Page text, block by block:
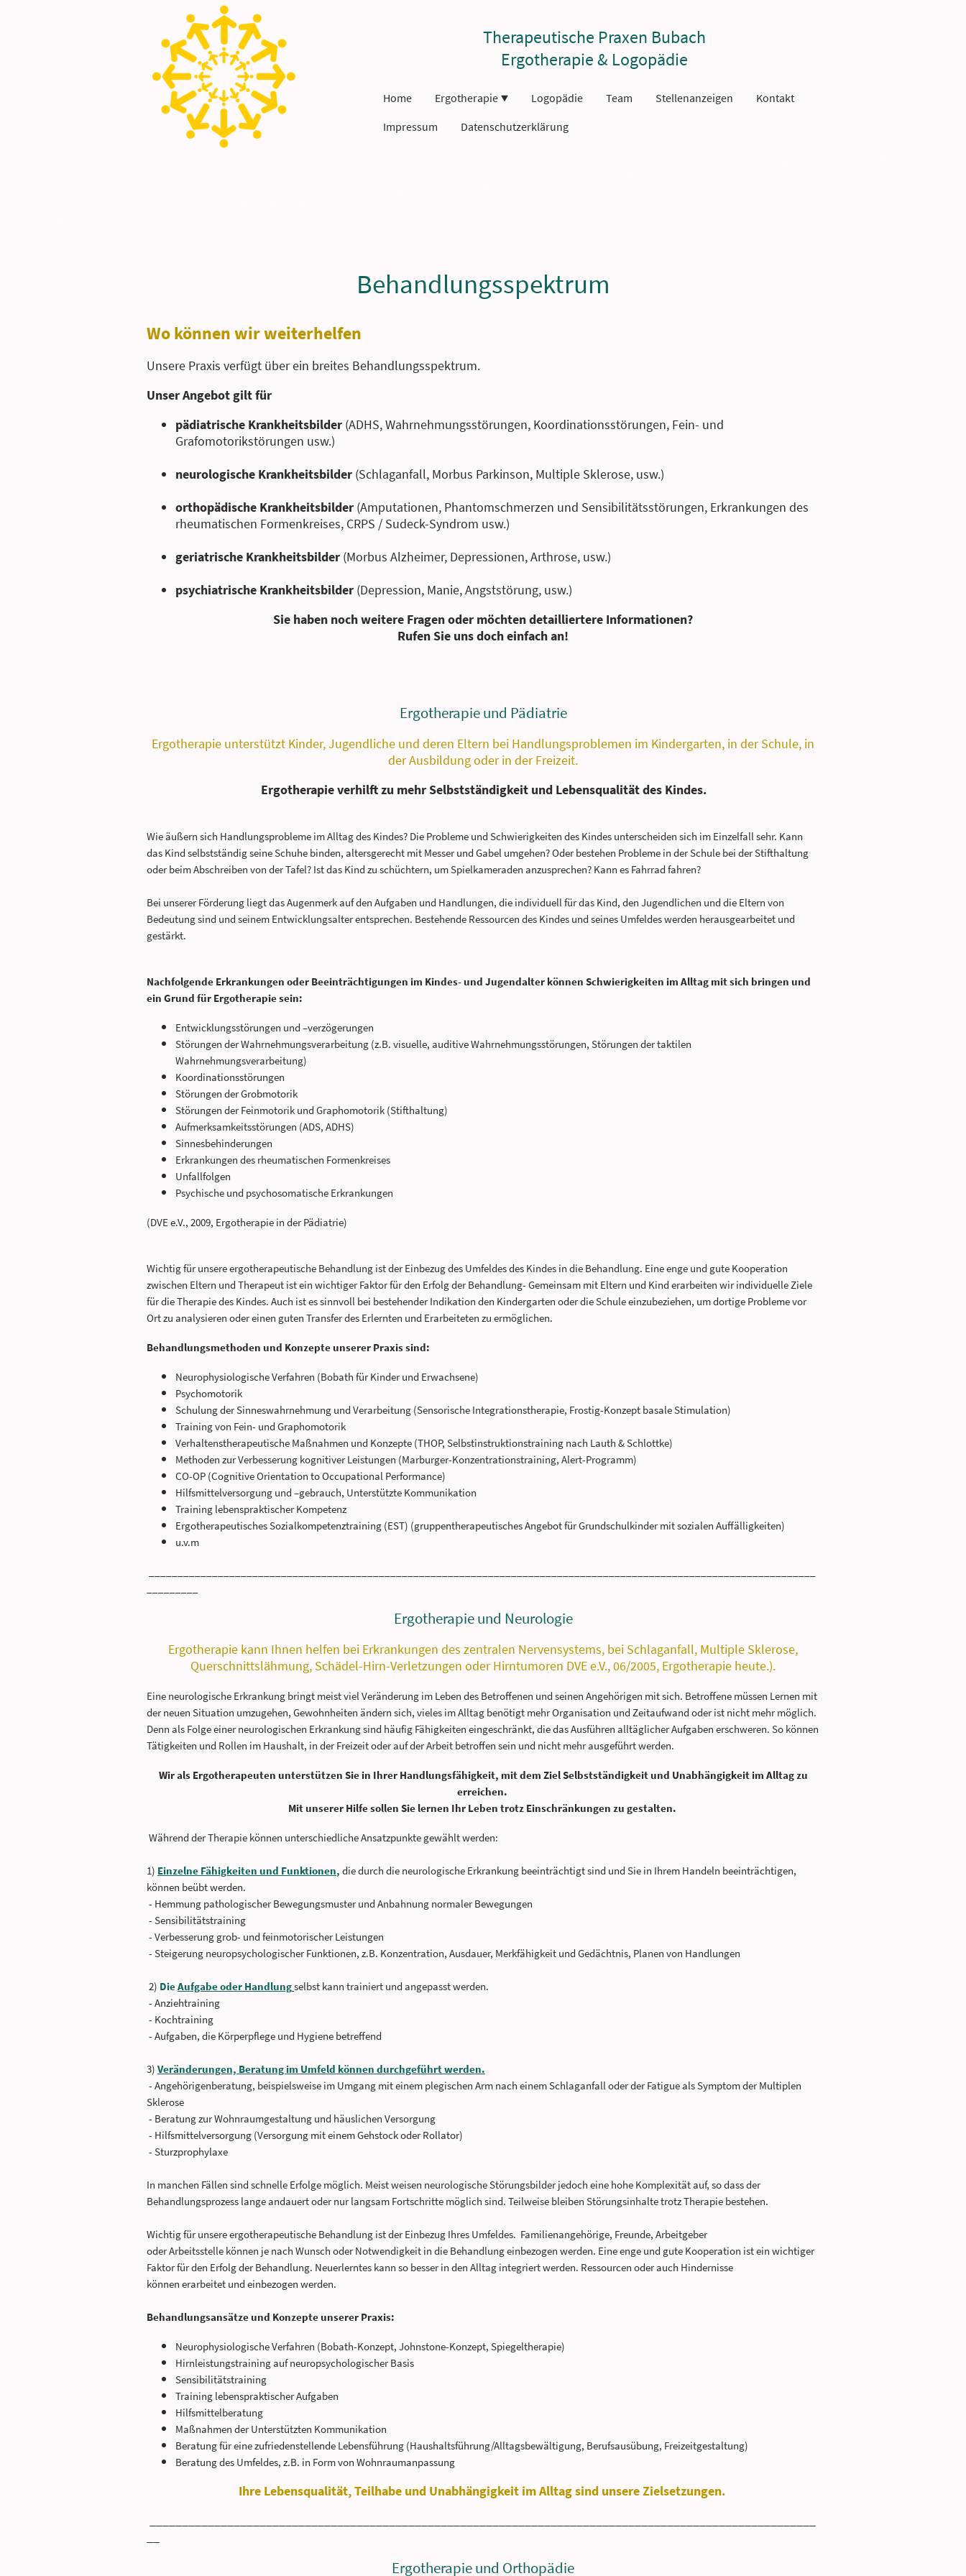
Therapeutische Praxen Bubach
Ergotherapie & Logopädie
Home Ergotherapie Logopädie Team Stellenanzeigen
Kontakt
Impressum
Datenschutzerklärung
Behandlungsspektrum
Wo können wir weiterhelfen
Unsere Praxis verfügt über ein breites Behandlungsspektrum.
Unser Angebot gilt für
pädiatrische Krankheitsbilder (ADHS, Wahrnehmungsstörungen, Koordinationsstörungen, Fein- und
Grafomotorikstörungen usw.)
neurologische Krankheitsbilder (Schlaganfall, Morbus Parkinson, Multiple Sklerose, usw.)
orthopädische Krankheitsbilder (Amputationen, Phantomschmerzen und Sensibilitätsstörungen, Erkrankungen des
rheumatischen Formenkreises, CRPS / Sudeck-Syndrom usw.)
geriatrische Krankheitsbilder (Morbus Alzheimer, Depressionen, Arthrose, usw.)
psychiatrische Krankheitsbilder (Depression, Manie, Angststörung, usw.)
Sie haben noch weitere Fragen oder möchten detailliertere Informationen?
Rufen Sie uns doch einfach an!
Ergotherapie und Pädiatrie
Ergotherapie unterstützt Kinder, Jugendliche und deren Eltern bei Handlungsproblemen im Kindergarten, in der Schule, in
der Ausbildung oder in der Freizeit.
Ergotherapie verhilft zu mehr Selbstständigkeit und Lebensqualität des Kindes.
Wie äußern sich Handlungsprobleme im Alltag des Kindes? Die Probleme und Schwierigkeiten des Kindes unterscheiden sich im Einzelfall sehr. Kann
das Kind selbstständig seine Schuhe binden, altersgerecht mit Messer und Gabel umgehen? Oder bestehen Probleme in der Schule bei der Stifthaltung
oder beim Abschreiben von der Tafel? Ist das Kind zu schüchtern, um Spielkameraden anzusprechen? Kann es Fahrrad fahren?
Bei unserer Förderung liegt das Augenmerk auf den Aufgaben und Handlungen, die individuell für das Kind, den Jugendlichen und die Eltern von
Bedeutung sind und seinem Entwicklungsalter entsprechen. Bestehende Ressourcen des Kindes und seines Umfeldes werden herausgearbeitet und
gestärkt.
Nachfolgende Erkrankungen oder Beeinträchtigungen im Kindes- und Jugendalter können Schwierigkeiten im Alltag mit sich bringen und
ein Grund für Ergotherapie sein:
Entwicklungsstörungen und –verzögerungen
Störungen der Wahrnehmungsverarbeitung (z.B. visuelle, auditive Wahrnehmungsstörungen, Störungen der taktilen
Wahrnehmungsverarbeitung)
Koordinationsstörungen
Störungen der Grobmotorik
Störungen der Feinmotorik und Graphomotorik (Stifthaltung)
Aufmerksamkeitsstörungen (ADS, ADHS)
Sinnesbehinderungen
Erkrankungen des rheumatischen Formenkreises
Unfallfolgen
Psychische und psychosomatische Erkrankungen
(DVE e.V., 2009, Ergotherapie in der Pädiatrie)
Wichtig für unsere ergotherapeutische Behandlung ist der Einbezug des Umfeldes des Kindes in die Behandlung. Eine enge und gute Kooperation
zwischen Eltern und Therapeut ist ein wichtiger Faktor für den Erfolg der Behandlung- Gemeinsam mit Eltern und Kind erarbeiten wir individuelle Ziele
für die Therapie des Kindes. Auch ist es sinnvoll bei bestehender Indikation den Kindergarten oder die Schule einzubeziehen, um dortige Probleme vor
Ort zu analysieren oder einen guten Transfer des Erlernten und Erarbeiteten zu ermöglichen.
Behandlungsmethoden und Konzepte unserer Praxis sind:
Neurophysiologische Verfahren (Bobath für Kinder und Erwachsene)
Psychomotorik
Schulung der Sinneswahrnehmung und Verarbeitung (Sensorische Integrationstherapie, Frostig-Konzept basale Stimulation)
Training von Fein- und Graphomotorik
Verhaltenstherapeutische Maßnahmen und Konzepte (THOP, Selbstinstruktionstraining nach Lauth & Schlottke)
Methoden zur Verbesserung kognitiver Leistungen (Marburger-Konzentrationstraining, Alert-Programm)
CO-OP (Cognitive Orientation to Occupational Performance)
Hilfsmittelversorgung und –gebrauch, Unterstützte Kommunikation
Training lebenspraktischer Kompetenz
Ergotherapeutisches Sozialkompetenztraining (EST) (gruppentherapeutisches Angebot für Grundschulkinder mit sozialen Auffälligkeiten)
u.v.m
Ergotherapie und Neurologie
Ergotherapie kann Ihnen helfen bei Erkrankungen des zentralen Nervensystems, bei Schlaganfall, Multiple Sklerose,
Querschnittslähmung, Schädel-Hirn-Verletzungen oder Hirntumoren DVE e.V., 06/2005, Ergotherapie heute.).
Eine neurologische Erkrankung bringt meist viel Veränderung im Leben des Betroffenen und seinen Angehörigen mit sich. Betroffene müssen Lernen mit
der neuen Situation umzugehen, Gewohnheiten ändern sich, vieles im Alltag benötigt mehr Organisation und Zeitaufwand oder ist nicht mehr möglich.
Denn als Folge einer neurologischen Erkrankung sind häufig Fähigkeiten eingeschränkt, die das Ausführen alltäglicher Aufgaben erschweren. So können
Tätigkeiten und Rollen im Haushalt, in der Freizeit oder auf der Arbeit betroffen sein und nicht mehr ausgeführt werden.
Wir als Ergotherapeuten unterstützen Sie in Ihrer Handlungsfähigkeit, mit dem Ziel Selbstständigkeit und Unabhängigkeit im Alltag zu
erreichen.
Mit unserer Hilfe sollen Sie lernen Ihr Leben trotz Einschränkungen zu gestalten.
Während der Therapie können unterschiedliche Ansatzpunkte gewählt werden:
1) Einzelne Fähigkeiten und Funktionen, die durch die neurologische Erkrankung beeinträchtigt sind und Sie in Ihrem Handeln beeinträchtigen,
können beübt werden.
- Hemmung pathologischer Bewegungsmuster und Anbahnung normaler Bewegungen
- Sensibilitätstraining
- Verbesserung grob- und feinmotorischer Leistungen
- Steigerung neuropsychologischer Funktionen, z.B. Konzentration, Ausdauer, Merkfähigkeit und Gedächtnis, Planen von Handlungen
2) DieAufgabe oder Handlungselbst kann trainiert und angepasst werden.
- Anziehtraining
- Kochtraining
- Aufgaben, die Körperpflege und Hygiene betreffend
3) Veränderungen, Beratung im Umfeld können durchgeführt werden.
- Angehörigenberatung, beispielsweise im Umgang mit einem plegischen Arm nach einem Schlaganfall oder der Fatigue als Symptom der Multiplen
Sklerose
- Beratung zur Wohnraumgestaltung und häuslichen Versorgung
- Hilfsmittelversorgung (Versorgung mit einem Gehstock oder Rollator)
- Sturzprophylaxe
In manchen Fällen sind schnelle Erfolge möglich. Meist weisen neurologische Störungsbilder jedoch eine hohe Komplexität auf, so dass der
Behandlungsprozess lange andauert oder nur langsam Fortschritte möglich sind. Teilweise bleiben Störungsinhalte trotz Therapie bestehen.
Wichtig für unsere ergotherapeutische Behandlung ist der Einbezug Ihres Umfeldes. Familienangehörige, Freunde, Arbeitgeber
oder Arbeitsstelle können je nach Wunsch oder Notwendigkeit in die Behandlung einbezogen werden. Eine enge und gute Kooperation ist ein wichtiger
Faktor für den Erfolg der Behandlung. Neuerlerntes kann so besser in den Alltag integriert werden. Ressourcen oder auch Hindernisse
können erarbeitet und einbezogen werden.
Behandlungsansätze und Konzepte unserer Praxis:
Neurophysiologische Verfahren (Bobath-Konzept, Johnstone-Konzept, Spiegeltherapie)
Hirnleistungstraining auf neuropsychologischer Basis
Sensibilitätstraining
Training lebenspraktischer Aufgaben
Hilfsmittelberatung
Maßnahmen der Unterstützten Kommunikation
Beratung für eine zufriedenstellende Lebensführung (Haushaltsführung/Alltagsbewältigung, Berufsausübung, Freizeitgestaltung)
Beratung des Umfeldes, z.B. in Form von Wohnraumanpassung
Ihre Lebensqualität, Teilhabe und Unabhängigkeit im Alltag sind unsere Zielsetzungen.
Ergotherapie und Orthopädie